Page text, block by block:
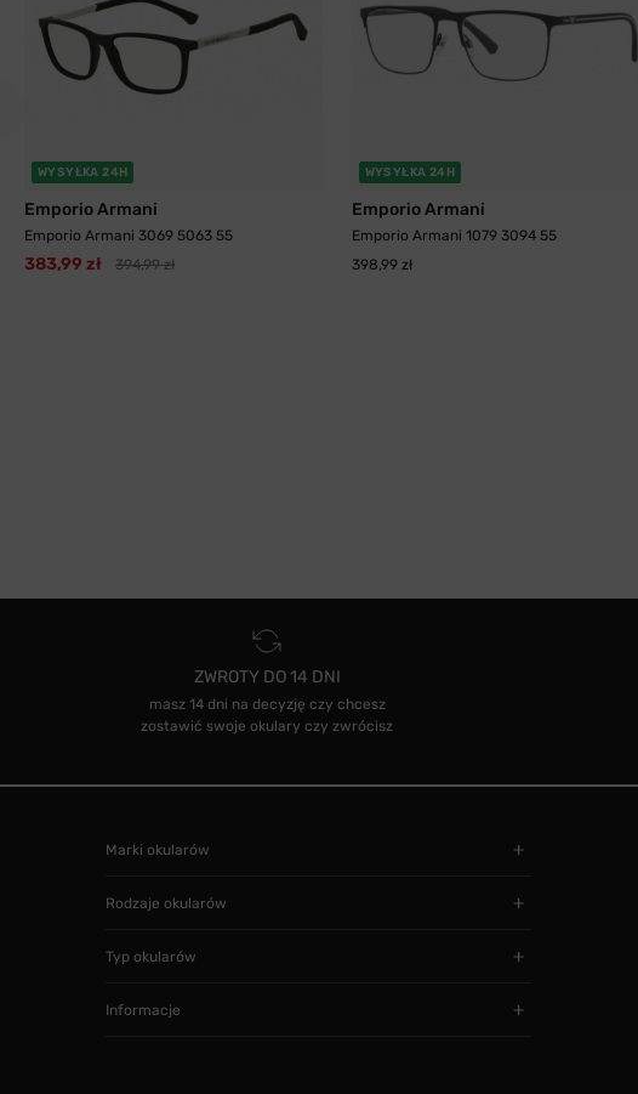
WYSYŁKA 24H
Emporio Armani
Emporio Armani 3069 5063 55
383,99 zł 394,99 zł
WYSYŁKA 24H
Emporio Armani
Emporio Armani 1079 3094 55
398,99 zł
ZWROTY DO 14 DNI
masz 14 dni na decyzję czy chcesz
zostawić swoje okulary czy zwrócisz
Marki okularów
Rodzaje okularów
Typ okularów
Informacje